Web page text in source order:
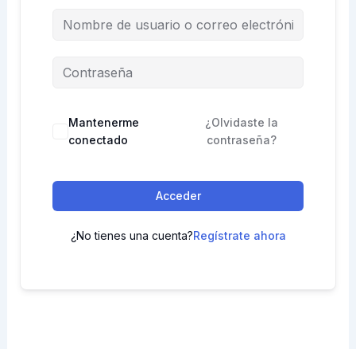
Mantenerme
conectado
¿Olvidaste la
contraseña?
Acceder
¿No tienes una cuenta?Regístrate ahora